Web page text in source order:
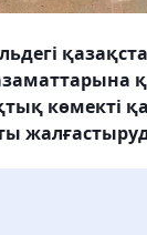
көмекті